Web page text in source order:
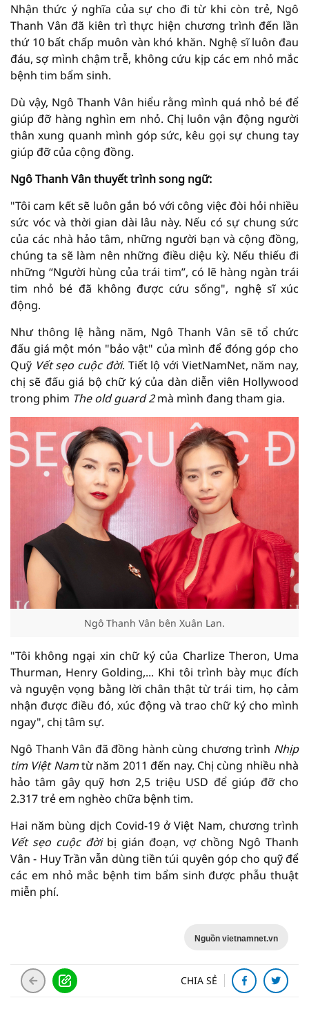
Nhận thức ý nghĩa của sự cho đi từ khi còn trẻ, Ngô
Thanh Vân đã kiên trì thực hiện chương trình đến lần
thứ 10 bất chấp muôn vàn khó khăn. Nghệ sĩ luôn đau
đáu, sợ mình chậm trễ, không cứu kịp các em nhỏ mắc
bệnh tim bẩm sinh.
Dù vậy, Ngô Thanh Vân hiểu rằng mình quá nhỏ bé để
giúp đỡ hàng nghìn em nhỏ. Chị luôn vận động người
thân xung quanh mình góp sức, kêu gọi sự chung tay
giúp đỡ của cộng đồng.
Ngô Thanh Vân thuyết trình song ngữ:
"Tôi cam kết sẽ luôn gắn bó với công việc đòi hỏi nhiều
sức vóc và thời gian dài lâu này. Nếu có sự chung sức
của các nhà hảo tâm, những người bạn và cộng đồng,
chúng ta sẽ làm nên những điều diệu kỳ. Nếu thiếu đi
những “Người hùng của trái tim”, có lẽ hàng ngàn trái
tim nhỏ bé đã không được cứu sống", nghệ sĩ xúc
động.
Như thông lệ hằng năm, Ngô Thanh Vân sẽ tổ chức
đấu giá một món "bảo vật" của mình để đóng góp cho
Quỹ Vết sẹo cuộc đời. Tiết lộ với VietNamNet, năm nay,
chị sẽ đấu giá bộ chữ ký của dàn diễn viên Hollywood
trong phim The old guard 2mà mình đang tham gia.
Ngô Thanh Vân bên Xuân Lan.
"Tôi không ngại xin chữ ký của Charlize Theron, Uma
Thurman, Henry Golding,... Khi tôi trình bày mục đích
và nguyện vọng bằng lời chân thật từ trái tim, họ cảm
nhận được điều đó, xúc động và trao chữ ký cho mình
ngay", chị tâm sự.
Ngô Thanh Vân đã đồng hành cùng chương trình Nhịp
tim Việt Namtừ năm 2011 đến nay. Chị cùng nhiều nhà
hảo tâm gây quỹ hơn 2,5 triệu USD để giúp đỡ cho
2.317 trẻ em nghèo chữa bệnh tim.
Hai năm bùng dịch Covid-19 ở Việt Nam, chương trình
Vết sẹo cuộc đờibị gián đoạn, vợ chồng Ngô Thanh
Vân - Huy Trần vẫn dùng tiền túi quyên góp cho quỹ để
các em nhỏ mắc bệnh tim bẩm sinh được phẫu thuật
miễn phí.
Nguồn vietnamnet.vn
CHIA SẺ